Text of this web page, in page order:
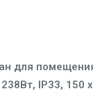
для
IP33, 150